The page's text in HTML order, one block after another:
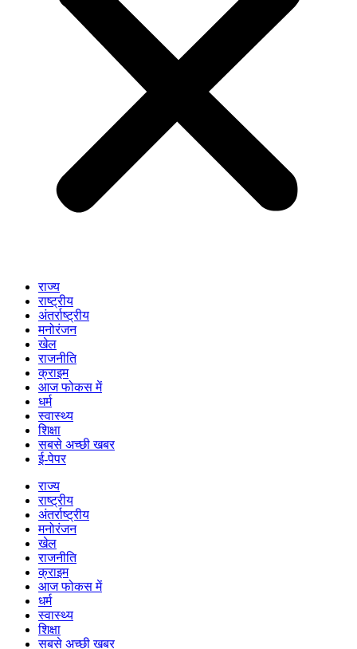
राज्य
राष्ट्रीय
अंतर्राष्ट्रीय
मनोरंजन
खेल
राजनीति
क्राइम
आज फोकस में
धर्म
स्वास्थ्य
शिक्षा
सबसे अच्छी खबर
ई-पेपर
राज्य
राष्ट्रीय
अंतर्राष्ट्रीय
मनोरंजन
खेल
राजनीति
क्राइम
आज फोकस में
धर्म
स्वास्थ्य
शिक्षा
सबसे अच्छी खबर